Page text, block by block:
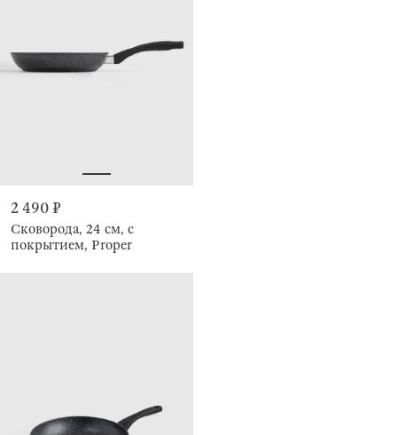
2 490 ₽
Сковорода, 24 см, с
покрытием, Proper